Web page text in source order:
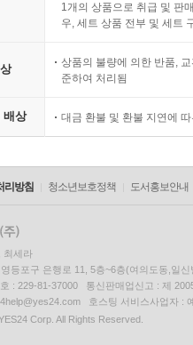
1개의 상품으로 취급 및 판
우, 세트 상품 전부 및 세트
상품의 불량에 의한 반품,
준하여 처리됨
배상 대금 환불 및 환불 지연에
리방침 청소년보호정책 도서홍보안내
최세라
등포구 은행로 11, 5층~6층(여의도동,일신
: 229-81-37000 통신판매업신고 : 제
호스팅 서비스사업자 :
Corp. All Rights Reserved.